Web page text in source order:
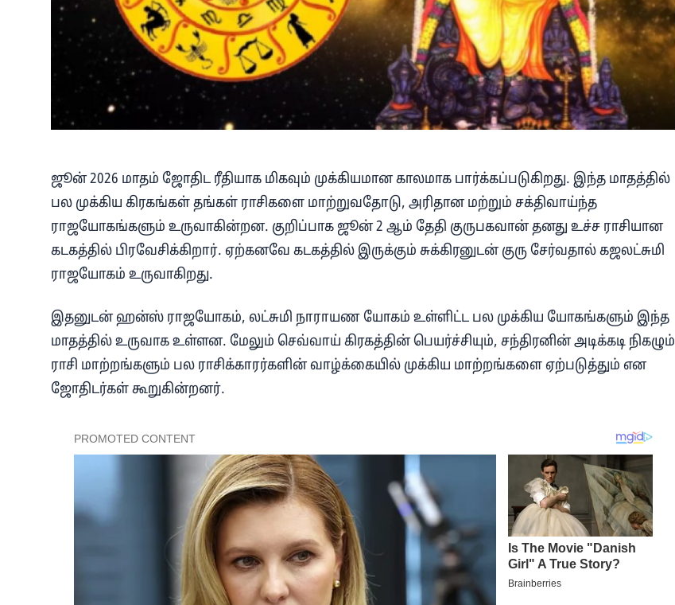
ஜூன் 2026 மாதம் ஜோதிட ரீதியாக மிகவும் முக்கியமான காலமாக பார்க்கப்படுகிறது. இந்த மாதத்தில்
பல முக்கிய கிரகங்கள் தங்கள் ராசிகளை மாற்றுவதோடு, அரிதான மற்றும் சக்திவாய்ந்த
ராஜயோகங்களும் உருவாகின்றன. குறிப்பாக ஜூன் 2 ஆம் தேதி குருபகவான் தனது உச்ச ராசியான
கடகத்தில் பிரவேசிக்கிறார். ஏற்கனவே கடகத்தில் இருக்கும் சுக்கிரனுடன் குரு சேர்வதால் கஜலட்சுமி
ராஜயோகம் உருவாகிறது.
இதனுடன் ஹன்ஸ் ராஜயோகம், லட்சுமி நாராயண யோகம் உள்ளிட்ட பல முக்கிய யோகங்களும் இந்த
மாதத்தில் உருவாக உள்ளன. மேலும் செவ்வாய் கிரகத்தின் பெயர்ச்சியும், சந்திரனின் அடிக்கடி நிகழும்
ராசி மாற்றங்களும் பல ராசிக்காரர்களின் வாழ்க்கையில் முக்கிய மாற்றங்களை ஏற்படுத்தும் என
ஜோதிடர்கள் கூறுகின்றனர்.